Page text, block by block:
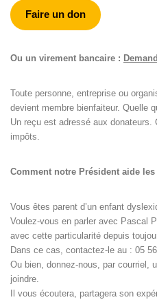
Faire un don
Ou un virement bancaire :
Toute personne, entreprise ou
devient membre bienfaiteur. Quelle
Un reçu est adressé aux donateurs.
impôts.
Comment notre Président aide
Vous êtes parent d’un enfant
Voulez-vous en parler avec Pascal
avec cette particularité depuis
Dans ce cas, contactez-le au : 05
Ou bien, donnez-nous, par courriel,
joindre.
Il vous écoutera, partagera son